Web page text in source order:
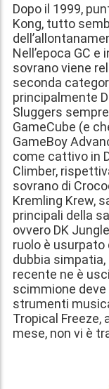
Dopo il 1999,
Kong, tutto
Nell’epoca GC
sovrano viene
seconda
principalmente
Sluggers
GameCube (e
GameBoy
come cattivo in
Climber,
sovrano di
Kremling Krew,
principali della
ovvero DK
ruolo è
dubbia simpatia,
recente ne è
scimmione
strumenti
Tropical Freeze,
mese, non vi è